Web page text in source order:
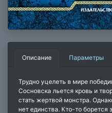
Описание Параметры
Трудно уцелеть в мире
Сосновска льется кровь и
стать жертвой монстра.
нет единства. Кто-то борется